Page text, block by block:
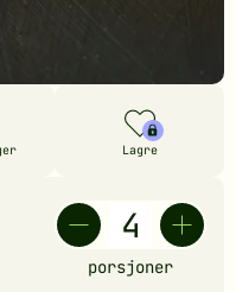
Lagre
porsjoner